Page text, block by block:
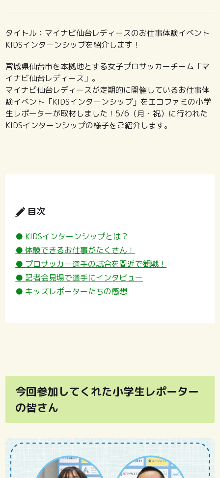
タイトル：マイナビ仙台レディースのお仕事体験イベント
KIDSインターンシップを紹介します！
宮城県仙台市を本拠地とする女子プロサッカーチーム「マ
イナビ仙台レディース」。
マイナビ仙台レディースが定期的に開催しているお仕事体
験イベント「KIDSインターンシップ」をエコファミの小学
生レポーターが取材しました！5/6（月・祝）に行われた
KIDSインターンシップの様子をご紹介します。
目次
● KIDSインターンシップとは？
● 体験できるお仕事がたくさん！
● プロサッカー選手の試合を間近で観戦！
● 記者会見場で選手にインタビュー
● キッズレポーターたちの感想
今回参加してくれた小学生レポーター
の皆さん